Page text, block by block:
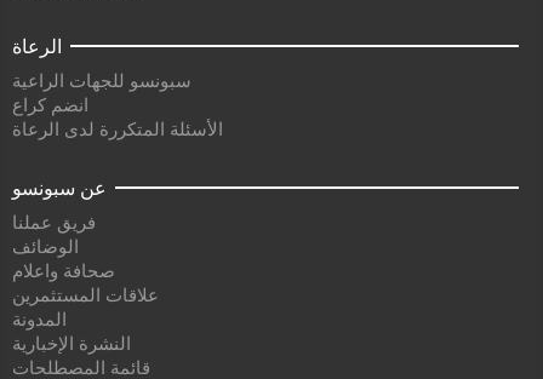
الرعاة
سبونسو للجهات الراعية
انضم كراع
الأسئلة المتكررة لدى الرعاة
عن سبونسو
فريق عملنا
الوضائف
صحافة واعلام
علاقات المستثمرين
المدونة
النشرة الإخبارية
قائمة المصطلحات